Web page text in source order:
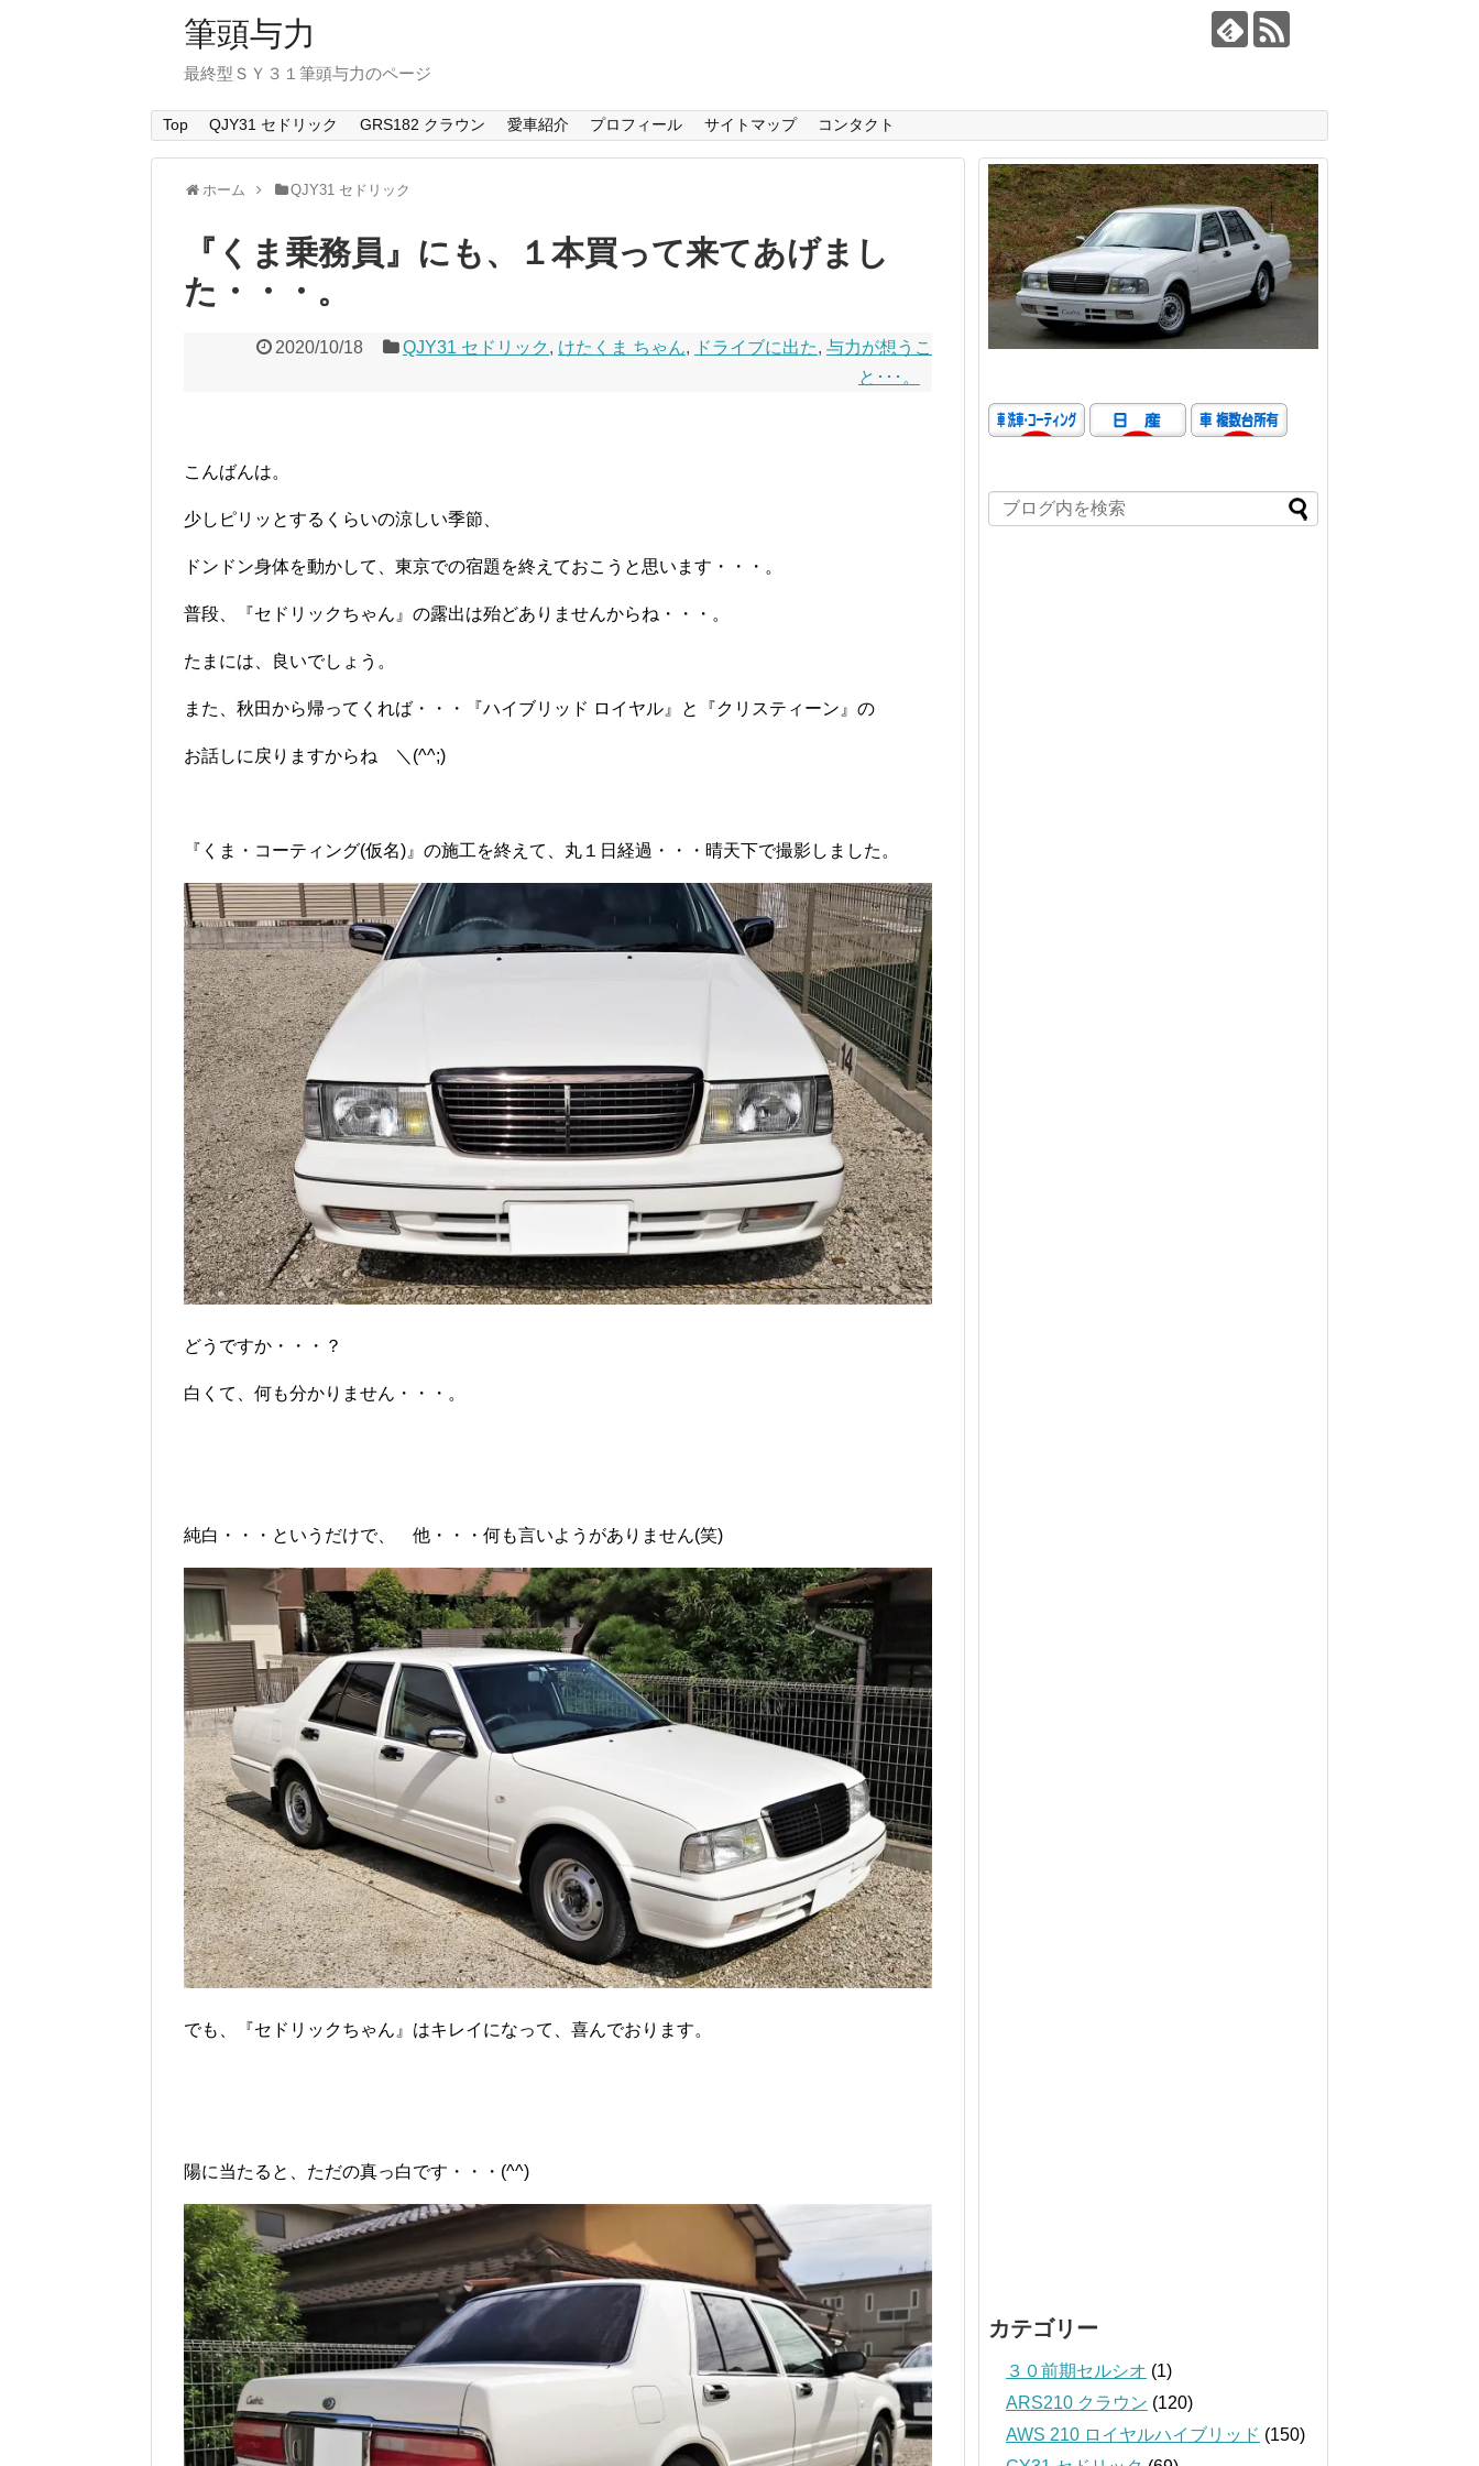
筆頭与力
最終型ＳＹ３１筆頭与力のページ
Top QJY31 セドリック GRS182 クラウン 愛車紹介 プロフィール サイトマップ コンタクト
ホーム QJY31 セドリック
『くま乗務員』にも、１本買って来てあげまし
た・・・。
2020/10/18 QJY31 セドリック , けたくま ちゃん, ドライブに出た, 与力が想うこ
と･･･。
こんばんは。
少しピリッとするくらいの涼しい季節、
ドンドン身体を動かして、東京での宿題を終えておこうと思います・・・。
普段、『セドリックちゃん』の露出は殆どありませんからね・・・。
たまには、良いでしょう。
また、秋田から帰ってくれば・・・『ハイブリッド ロイヤル』と『クリスティーン』の
お話しに戻りますからね ＼(^^;)
『くま・コーティング(仮名)』の施工を終えて、丸１日経過・・・晴天下で撮影しました。
どうですか・・・？
白くて、何も分かりません・・・。
純白・・・というだけで、 他・・・何も言いようがありません(笑)
でも、『セドリックちゃん』はキレイになって、喜んでおります。
陽に当たると、ただの真っ白です・・・(^^)
カテゴリー
３０前期セルシオ (1)
ARS210 クラウン (120)
AWS 210 ロイヤルハイブリッド (150)